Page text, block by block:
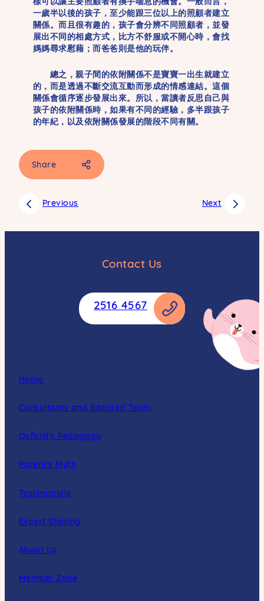
一歲半以後的孩子，至少能跟三位以上的照顧者建立
關係。而且很有趣的，孩子會分辨不同照顧者，並發
展出不同的相處方式，比方不舒服或不開心時，會找
媽媽尋求慰藉；而爸爸則是他的玩伴。
總之，親子間的依附關係不是寶寶一出生就建立
的，而是透過不斷交流互動而形成的情感連結。這個
關係會循序逐步發展出來。所以，當讀者反思自己與
孩子的依附關係時，如果有不同的經驗，多半跟孩子
的年紀，以及依附關係發展的階段不同有關。
Share
SMS
Email
Previous Next
Contact Us
2516 4567
Home
Consultants and Editorial Team
Oxford’s Pedagogy
Parent’s Myth
Testimonials
Expert Sharing
About Us
Member Zone